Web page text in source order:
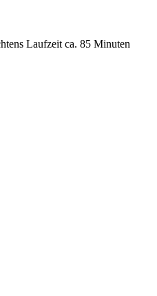
Laufzeit ca. 85 Minuten